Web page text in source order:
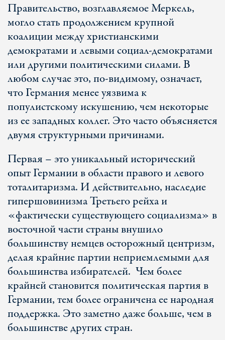
Правительство, возглавляемое Меркель,
могло стать продолжением крупной
коалиции между христианскими
демократами и левыми социал-демократами
или другими политическими силами. В
любом случае это, по-видимому, означает,
что Германия менее уязвима к
популистскому искушению, чем некоторые
из ее западных коллег. Это часто объясняется
двумя структурными причинами.
Первая – это уникальный исторический
опыт Германии в области правого и левого
тоталитаризма. И действительно, наследие
гипершовинизма Третьего рейха и
«фактически существующего социализма» в
восточной части страны внушило
большинству немцев осторожный центризм,
делая крайние партии неприемлемыми для
большинства избирателей. Чем более
крайней становится политическая партия в
Германии, тем более ограничена ее народная
поддержка. Это заметно даже больше, чем в
большинстве других стран.